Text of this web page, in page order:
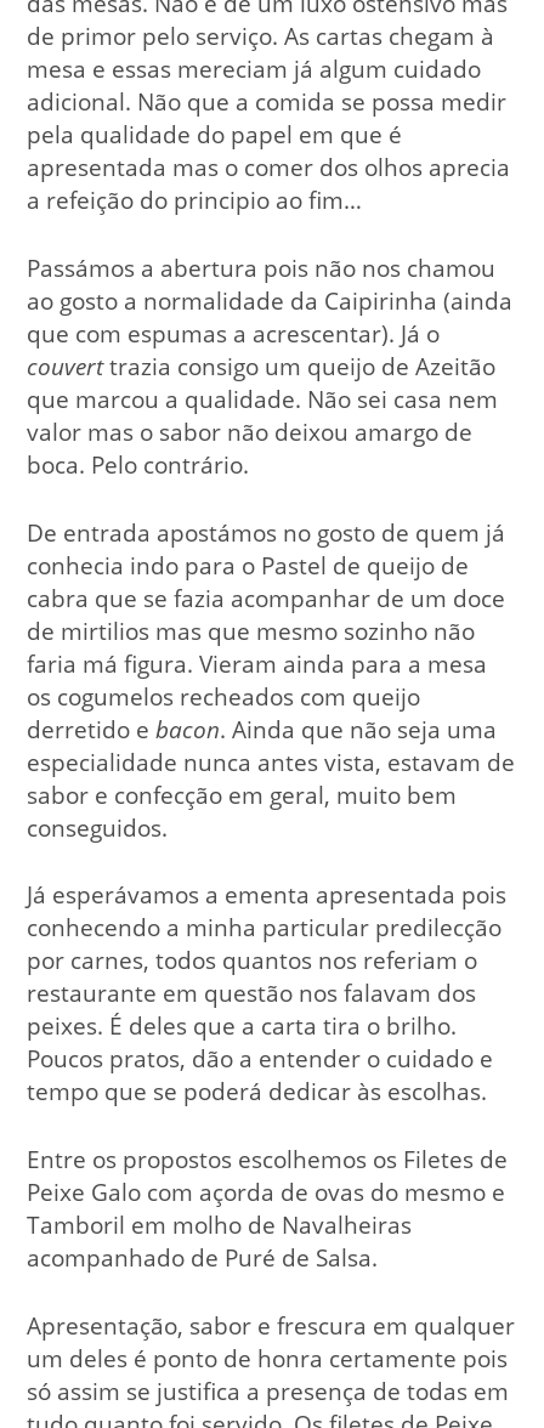
de primor pelo serviço. As cartas chegam à
mesa e essas mereciam já algum cuidado
adicional. Não que a comida se possa medir
pela qualidade do papel em que é
apresentada mas o comer dos olhos aprecia
a refeição do principio ao fim…
Passámos a abertura pois não nos chamou
ao gosto a normalidade da Caipirinha (ainda
que com espumas a acrescentar). Já o
couverttrazia consigo um queijo de Azeitão
que marcou a qualidade. Não sei casa nem
valor mas o sabor não deixou amargo de
boca. Pelo contrário.
De entrada apostámos no gosto de quem já
conhecia indo para o Pastel de queijo de
cabra que se fazia acompanhar de um doce
de mirtilios mas que mesmo sozinho não
faria má figura. Vieram ainda para a mesa
os cogumelos recheados com queijo
derretido ebacon. Ainda que não seja uma
especialidade nunca antes vista, estavam de
sabor e confecção em geral, muito bem
conseguidos.
Já esperávamos a ementa apresentada pois
conhecendo a minha particular predilecção
por carnes, todos quantos nos referiam o
restaurante em questão nos falavam dos
peixes. É deles que a carta tira o brilho.
Poucos pratos, dão a entender o cuidado e
tempo que se poderá dedicar às escolhas.
Entre os propostos escolhemos os Filetes de
Peixe Galo com açorda de ovas do mesmo e
Tamboril em molho de Navalheiras
acompanhado de Puré de Salsa.
Apresentação, sabor e frescura em qualquer
um deles é ponto de honra certamente pois
só assim se justifica a presença de todas em